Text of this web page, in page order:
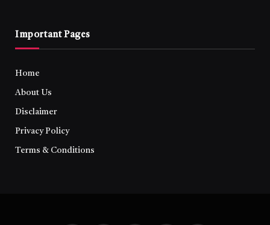
Important Pages
Home
About Us
Disclaimer
Privacy Policy
Terms & Conditions